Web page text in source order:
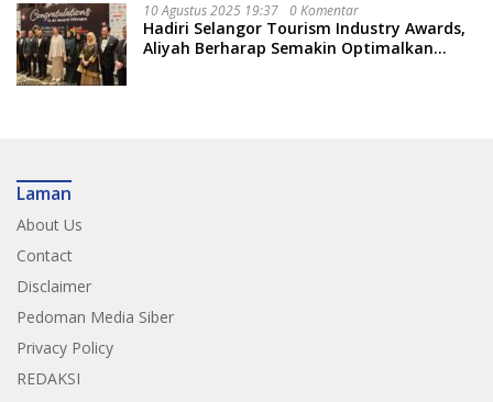
10 Agustus 2025 19:37 0 Komentar
Hadiri Selangor Tourism Industry Awards,
Aliyah Berharap Semakin Optimalkan
Laman
About Us
Contact
Disclaimer
Pedoman Media Siber
Privacy Policy
REDAKSI